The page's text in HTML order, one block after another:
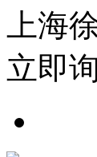
上海
立即